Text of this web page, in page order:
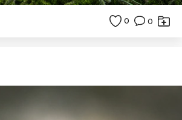
0 0